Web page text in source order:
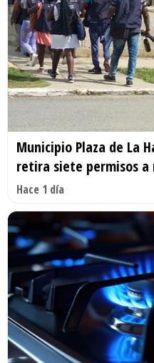
Municipio Plaza de La
retira siete permisos a
Hace 1 día